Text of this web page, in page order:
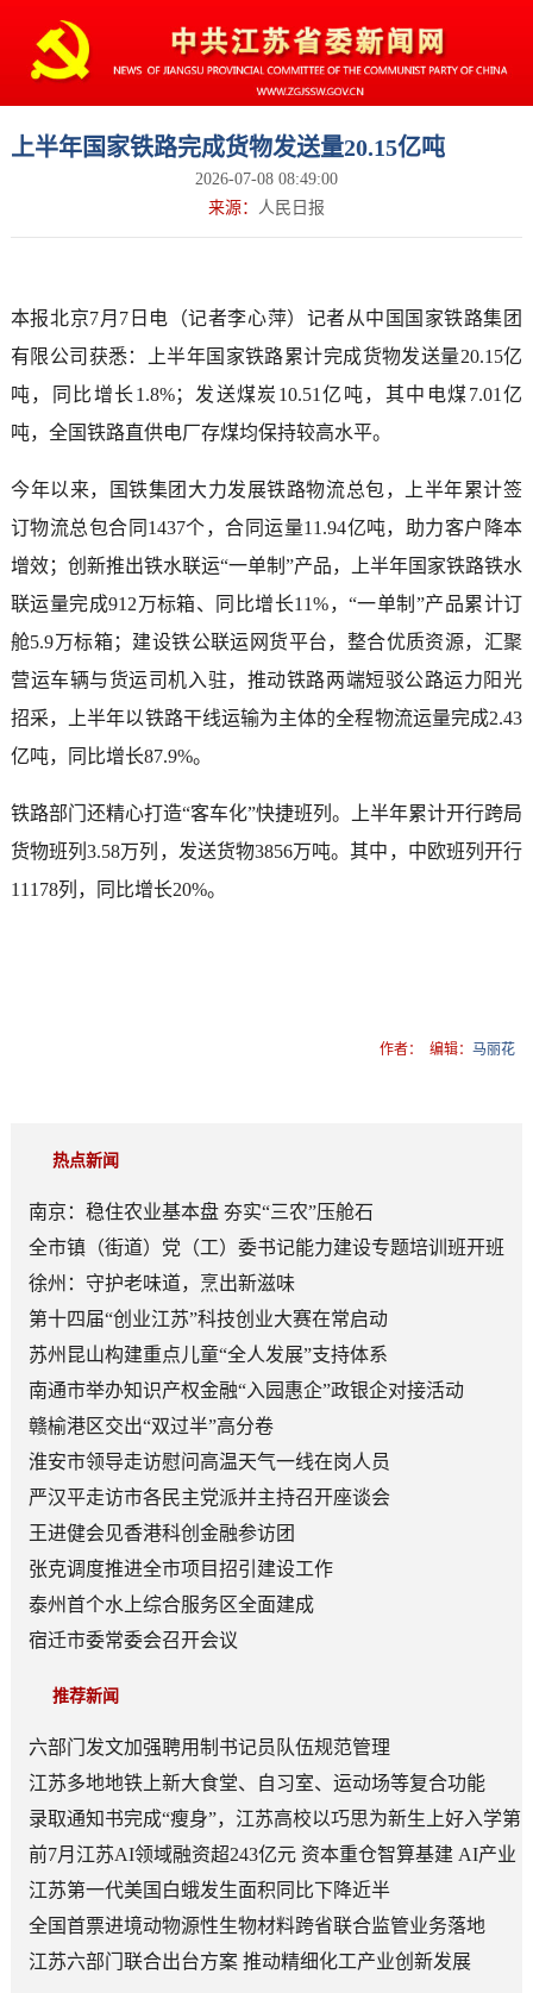
上半年国家铁路完成货物发送量20.15亿吨
2026-07-08 08:49:00
来源：
人民日报
本报北京7月7日电（记者李心萍）记者从中国国家铁路集团
有限公司获悉：上半年国家铁路累计完成货物发送量20.15亿
吨，同比增长1.8%；发送煤炭10.51亿吨，其中电煤7.01亿
吨，全国铁路直供电厂存煤均保持较高水平。
今年以来，国铁集团大力发展铁路物流总包，上半年累计签
订物流总包合同1437个，合同运量11.94亿吨，助力客户降本
增效；创新推出铁水联运“一单制”产品，上半年国家铁路铁水
联运量完成912万标箱、同比增长11%，“一单制”产品累计订
舱5.9万标箱；建设铁公联运网货平台，整合优质资源，汇聚
营运车辆与货运司机入驻，推动铁路两端短驳公路运力阳光
招采，上半年以铁路干线运输为主体的全程物流运量完成2.43
亿吨，同比增长87.9%。
铁路部门还精心打造“客车化”快捷班列。上半年累计开行跨局
货物班列3.58万列，发送货物3856万吨。其中，中欧班列开行
11178列，同比增长20%。
作者： 编辑：马丽花
热点新闻
南京：稳住农业基本盘 夯实“三农”压舱石
全市镇（街道）党（工）委书记能力建设专题培训班开班
徐州：守护老味道，烹出新滋味
第十四届“创业江苏”科技创业大赛在常启动
苏州昆山构建重点儿童“全人发展”支持体系
南通市举办知识产权金融“入园惠企”政银企对接活动
赣榆港区交出“双过半”高分卷
淮安市领导走访慰问高温天气一线在岗人员
严汉平走访市各民主党派并主持召开座谈会
王进健会见香港科创金融参访团
张克调度推进全市项目招引建设工作
泰州首个水上综合服务区全面建成
宿迁市委常委会召开会议
推荐新闻
六部门发文加强聘用制书记员队伍规范管理
江苏多地地铁上新大食堂、自习室、运动场等复合功能
——从“客流通道”到“生活场景”
录取通知书完成“瘦身”，江苏高校以巧思为新生上好入学第
一课
前7月江苏AI领域融资超243亿元 资本重仓智算基建 AI产业
底盘夯实
江苏第一代美国白蛾发生面积同比下降近半
全国首票进境动物源性生物材料跨省联合监管业务落地
江苏六部门联合出台方案 推动精细化工产业创新发展